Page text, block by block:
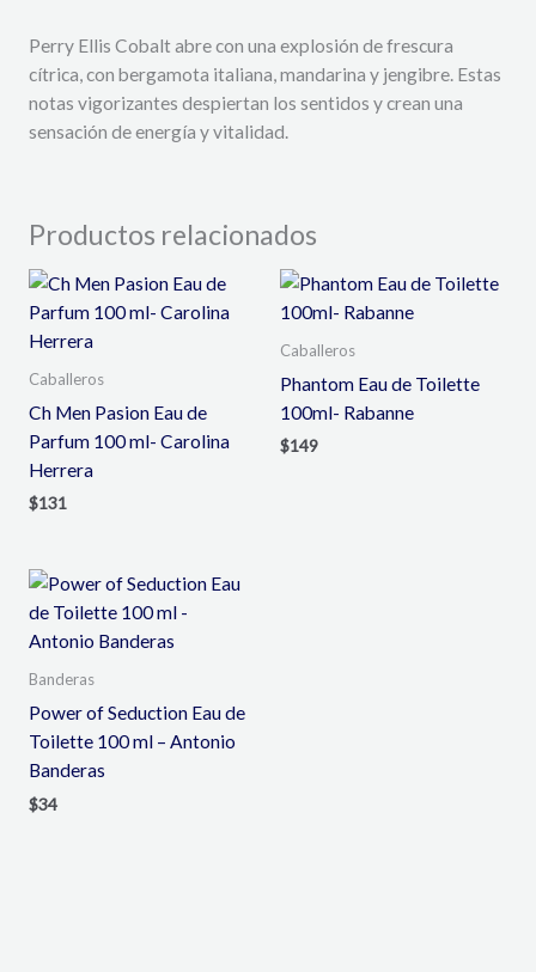
Perry Ellis Cobalt abre con una explosión de frescura
cítrica, con bergamota italiana, mandarina y jengibre. Estas
notas vigorizantes despiertan los sentidos y crean una
sensación de energía y vitalidad.
Productos relacionados
Caballeros
Ch Men Pasion Eau de
Parfum 100 ml- Carolina
Herrera
$131
Caballeros
Phantom Eau de Toilette
100ml- Rabanne
$149
Banderas
Power of Seduction Eau de
Toilette 100 ml – Antonio
Banderas
$34